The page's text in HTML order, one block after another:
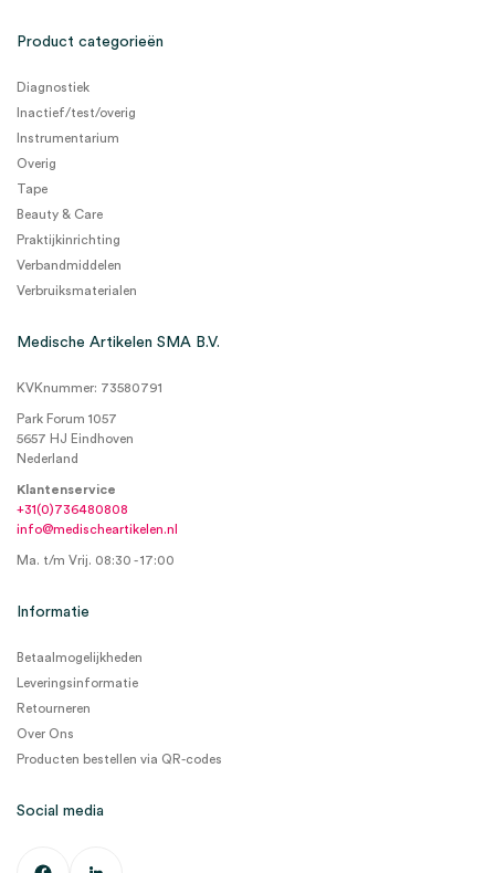
Product categorieën
Diagnostiek
Inactief/test/overig
Instrumentarium
Overig
Tape
Beauty & Care
Praktijkinrichting
Verbandmiddelen
Verbruiksmaterialen
Medische Artikelen SMA B.V.
KVKnummer: 73580791
Park Forum 1057
5657 HJ Eindhoven
Nederland
Klantenservice
+31(0)736480808
info@medischeartikelen.nl
Ma. t/m Vrij. 08:30 - 17:00
Informatie
Betaalmogelijkheden
Leveringsinformatie
Retourneren
Over Ons
Producten bestellen via QR-codes
Social media